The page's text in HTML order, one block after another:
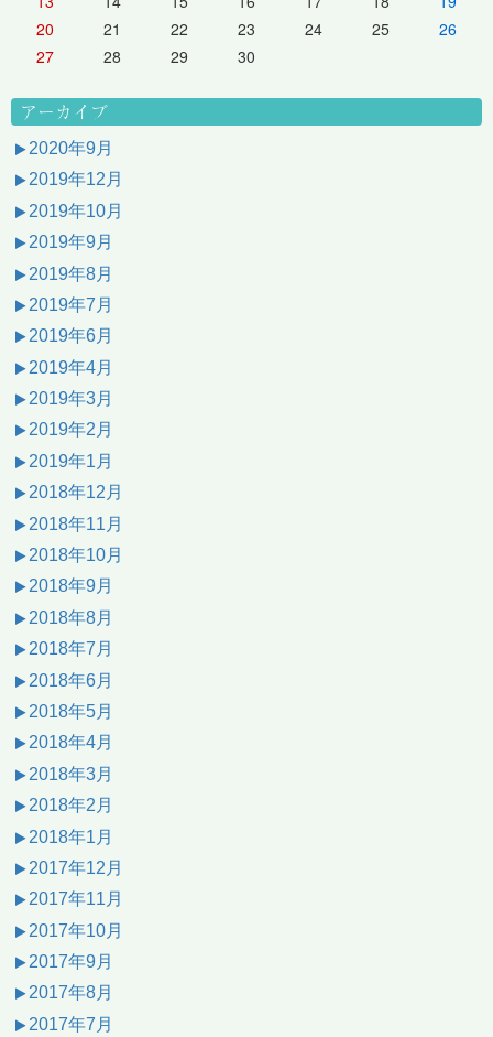
20
21 22 23 24 25
26
27
28 29 30
アーカイブ
2020年9月
2019年12月
2019年10月
2019年9月
2019年8月
2019年7月
2019年6月
2019年4月
2019年3月
2019年2月
2019年1月
2018年12月
2018年11月
2018年10月
2018年9月
2018年8月
2018年7月
2018年6月
2018年5月
2018年4月
2018年3月
2018年2月
2018年1月
2017年12月
2017年11月
2017年10月
2017年9月
2017年8月
2017年7月